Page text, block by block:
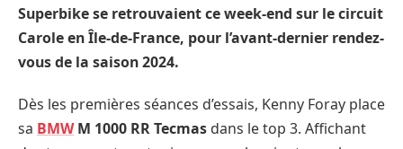
Superbike se retrouvaient ce week-end sur le circuit
Carole en Île-de-France, pour l’avant-dernier rendez-
vous de la saison 2024.
Dès les premières séances d’essais, Kenny Foray place
sa BMWM 1000 RR Tecmas dans le top 3. Affichant